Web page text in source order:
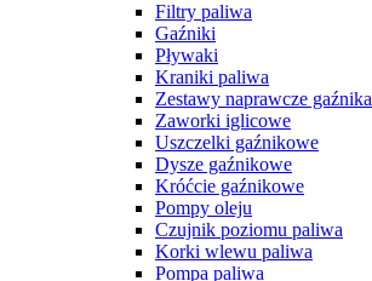
Filtry paliwa
Gaźniki
Pływaki
Kraniki paliwa
Zestawy naprawcze gaźnika
Zaworki iglicowe
Uszczelki gaźnikowe
Dysze gaźnikowe
Króćcie gaźnikowe
Pompy oleju
Czujnik poziomu paliwa
Korki wlewu paliwa
Pompa paliwa